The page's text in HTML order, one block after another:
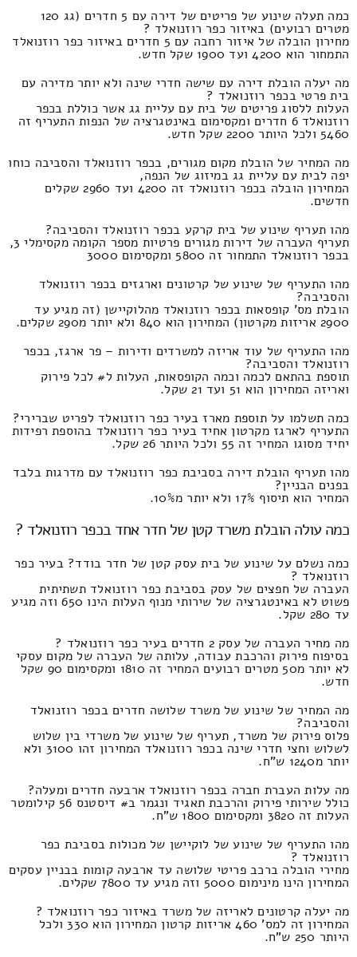
כמה תעלה שינוע של פריטים של דירה עם 5 חדרים (גג 120
מטרים רבועים) באיזור כפר רוזנואלד ?
מחירון הובלה של איזור רחבה עם 5 חדרים באיזור כפר רוזנואלד
התמחור הוא 4200 ועד 1900 שקל חדש.
מה יעלה הובלת דירה עם שישה חדרי שינה ולא יותר מדירה עם
בית פרטי בכפר רוזנואלד ?
העלות ללסוג פריטים של בית עם עליית גג אשר כוללת בכפר
רוזנואלד 6 חדרים ומקסימום באינטגרציה של הנפות התעריף זה
5460 ולכל היותר 2200 שקל חדש.
מה המחיר של הובלת מקום מגורים, בכפר רוזנואלד והסביבה כוחו
יפה לבית עם עליית גג במיזוג של הנפה,
המחירון הובלה בכפר רוזנואלד זה 4200 ועד 2960 שקלים
חדשים.
מהו תעריף שינוע של בית קרקע בכפר רוזנואלד והסביבה?
תעריף העברה של דירות מגורים פרטיות מספר הקומה מקסימלי 3,
בכפר רוזנואלד התמחור זה 5800 ומקסימום 3000
מהו התעריף של שינוע של קרטונים וארגזים בכפר רוזנואלד
והסביבה?
הובלת מס' קופסאות בכפר רוזנואלד מהלוקיישן (זה מגיע עד
2900 אריזות מקרטון) המחירון הוא 840 ולא יותר מ290 שקלים.
מהו התעריף של עוד אריזה למשרדים ודירות – פר ארגז, בכפר
רוזנואלד והסביבה?
תוספת בהתאם לכמה וכמה הקופסאות, העלות ל# לכל פירוק
ואריזה המחירון הוא 51 ועד 21 שקל.
כמה תשלמו על תוספת מארז בעיר כפר רוזנואלד לפריט שברירי?
התעריף לארגז מקרטון אחיד בעיר כפר רוזנואלד בהוספת רפידות
יחיד מסוגו המחיר זה 55 ולכל היותר 26 שקל.
מהו תעריף הובלת דירה בסביבת כפר רוזנואלד עם מדרגות בלבד
בפנים הבניין?
המחיר הוא תיסוף 17% ולא יותר מ10%.
כמה עולה הובלת משרד קטן של חדר אחד בכפר רוזנואלד ?
כמה נשלם על שינוע של בית עסק קטן של חדר בודד? בעיר כפר
רוזנואלד ?
העברה של חפצים של עסק בסביבת כפר רוזנואלד תשתיתית
פשוט לא באינטגרציה של שירותי מנוף העלות הינו 650 וזה מגיע
עד 280 שקל.
מה מחיר העברה של עסק 2 חדרים בעיר כפר רוזנואלד ?
בסיפוח פירוק והרכבת עבודה, עלותה של העברה של מקום עסקי
לא יותר מ50 מטרים רבועים המחיר זה 1810 ומקסימום 90 שקל
חדש.
מה המחיר של שינוע של משרד שלושה חדרים בכפר רוזנואלד
והסביבה?
פלוס פירוק של משרד, תעריף של שינוע של משרדי בין שלוש
לשלוש וחצי חדרי שינה בכפר רוזנואלד המחירון זהו 3100 ולא
יותר מ1240 ש"ח.
מה עלות העברת חברה בכפר רוזנואלד ארבעה חדרים ומעלה?
כולל שירותי פירוק והרכבת תאגיד ונגמר ב# דיסטנס 56 קילומטר
העלות זה 3820 ומקסימום 1800 ש"ח.
מהו התעריף של שינוע של לוקיישן של מכולות בסביבת כפר
רוזנואלד ?
מחירי הובלה ברכב פריטי שלושה עד ארבעה קומות בבניין עסקים
המחירון הינו מינימום 5000 וזה מגיע עד 7800 שקלים.
מה יעלה קרטונים לאריזה של משרד באיזור כפר רוזנואלד ?
המחירון זה למס' 460 אריזות קרטון המחירון הוא 330 ולכל
היותר 250 ש"ח.